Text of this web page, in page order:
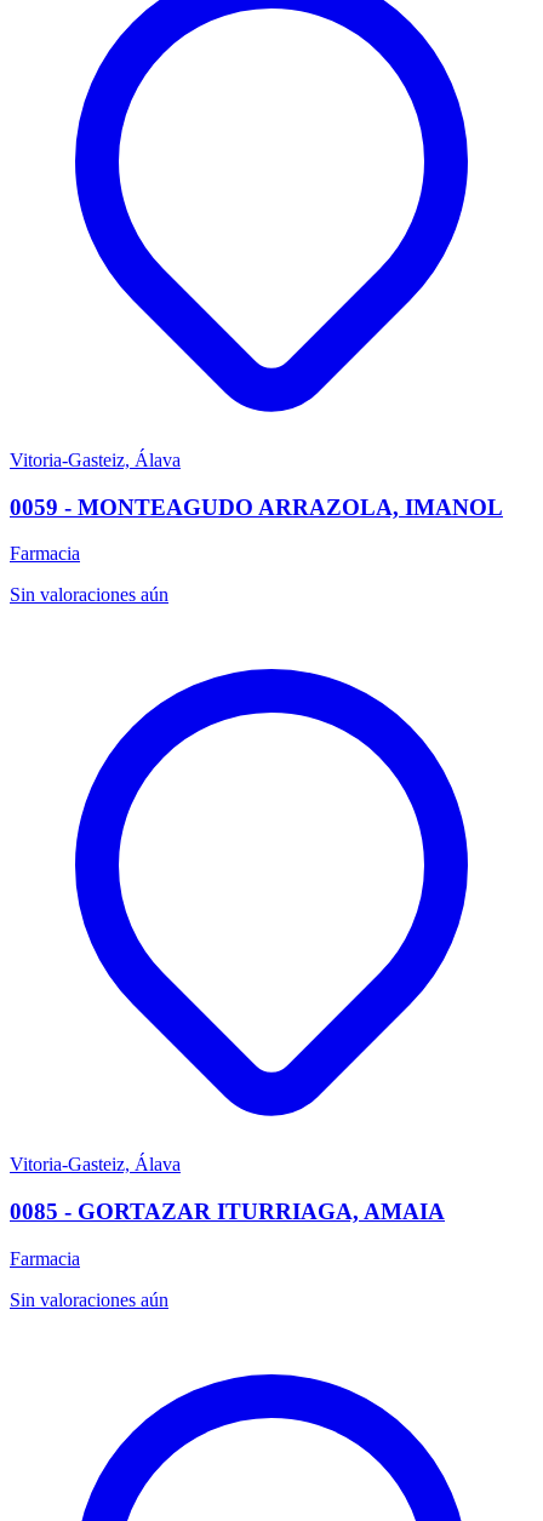
Vitoria-Gasteiz, Álava
0059 - MONTEAGUDO ARRAZOLA, IMANOL
Farmacia
Sin valoraciones aún
Vitoria-Gasteiz, Álava
0085 - GORTAZAR ITURRIAGA, AMAIA
Farmacia
Sin valoraciones aún